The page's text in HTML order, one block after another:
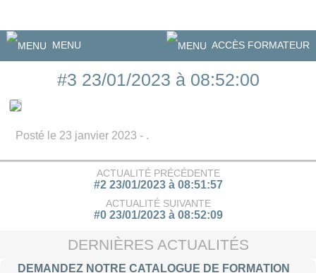
MENU ACCÈS FORMATEUR
#3 23/01/2023 à 08:52:00
Posté le 23 janvier 2023 - .
ACTUALITÉ PRÉCÉDENTE
#2 23/01/2023 à 08:51:57
ACTUALITÉ SUIVANTE
#0 23/01/2023 à 08:52:09
DERNIÈRES ACTUALITÉS
DEMANDEZ NOTRE CATALOGUE DE FORMATION